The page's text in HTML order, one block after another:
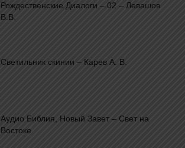
Рождественские Диалоги – 02 – Левашов
В.В.
Светильник скинии – Карев А. В.
Аудио Библия, Новый Завет – Свет на
Востоке